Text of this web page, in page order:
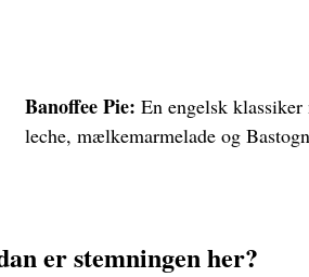
Banoffee Pie: En engelsk
leche, mælkemarmelade og
er stemningen her?